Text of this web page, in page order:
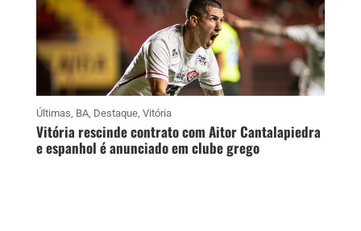
Últimas, BA, Destaque, Vitória
Vitória rescinde contrato com Aitor Cantalapiedra
e espanhol é anunciado em clube grego